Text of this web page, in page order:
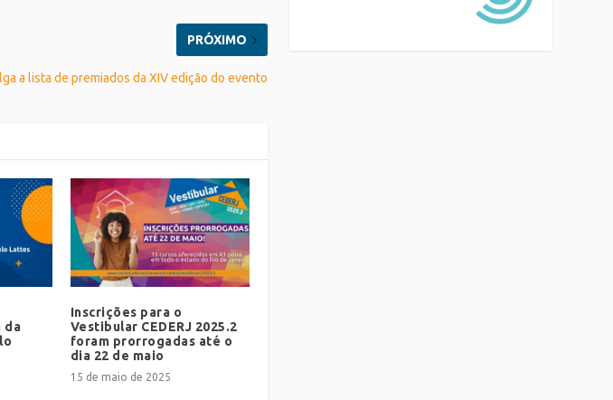
PRÓXIMO
a lista de premiados da XIV edição do evento
da
Inscrições para o
Vestibular CEDERJ 2025.2
foram prorrogadas até o
dia 22 de maio
15 de maio de 2025